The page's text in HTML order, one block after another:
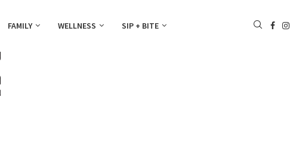
FAMILY WELLNESS SIP + BITE